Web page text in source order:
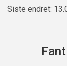
Siste endret: